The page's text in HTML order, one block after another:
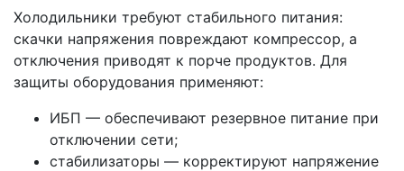
Холодильники требуют стабильного питания:
скачки напряжения повреждают компрессор, а
отключения приводят к порче продуктов. Для
защиты оборудования применяют:
ИБП — обеспечивают резервное питание при
отключении сети;
стабилизаторы — корректируют напряжение